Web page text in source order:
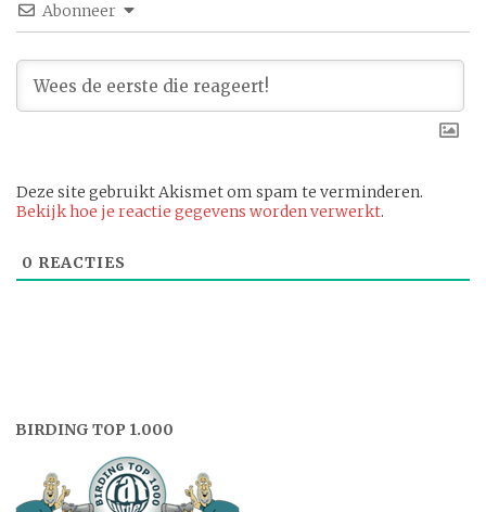
Abonneer
Deze site gebruikt Akismet om spam te verminderen.
Bekijk hoe je reactie gegevens worden verwerkt.
0 REACTIES
BIRDING TOP 1.000